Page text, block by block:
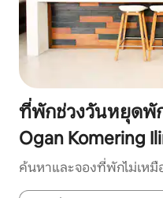
ที่พักช่วงวันหยุดพั
Ogan Komering
ค้นหาและจองที่พักไม่เหมื